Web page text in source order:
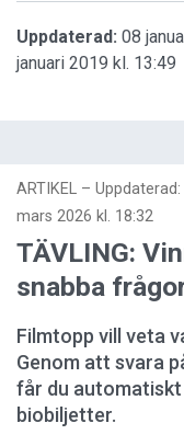
Uppdaterad: 08
januari 2019 kl. 13:49
ARTIKEL –
mars 2026 kl. 18:32
TÄVLING:
snabba
Filmtopp vill veta
Genom att svara
får du
biobiljetter.